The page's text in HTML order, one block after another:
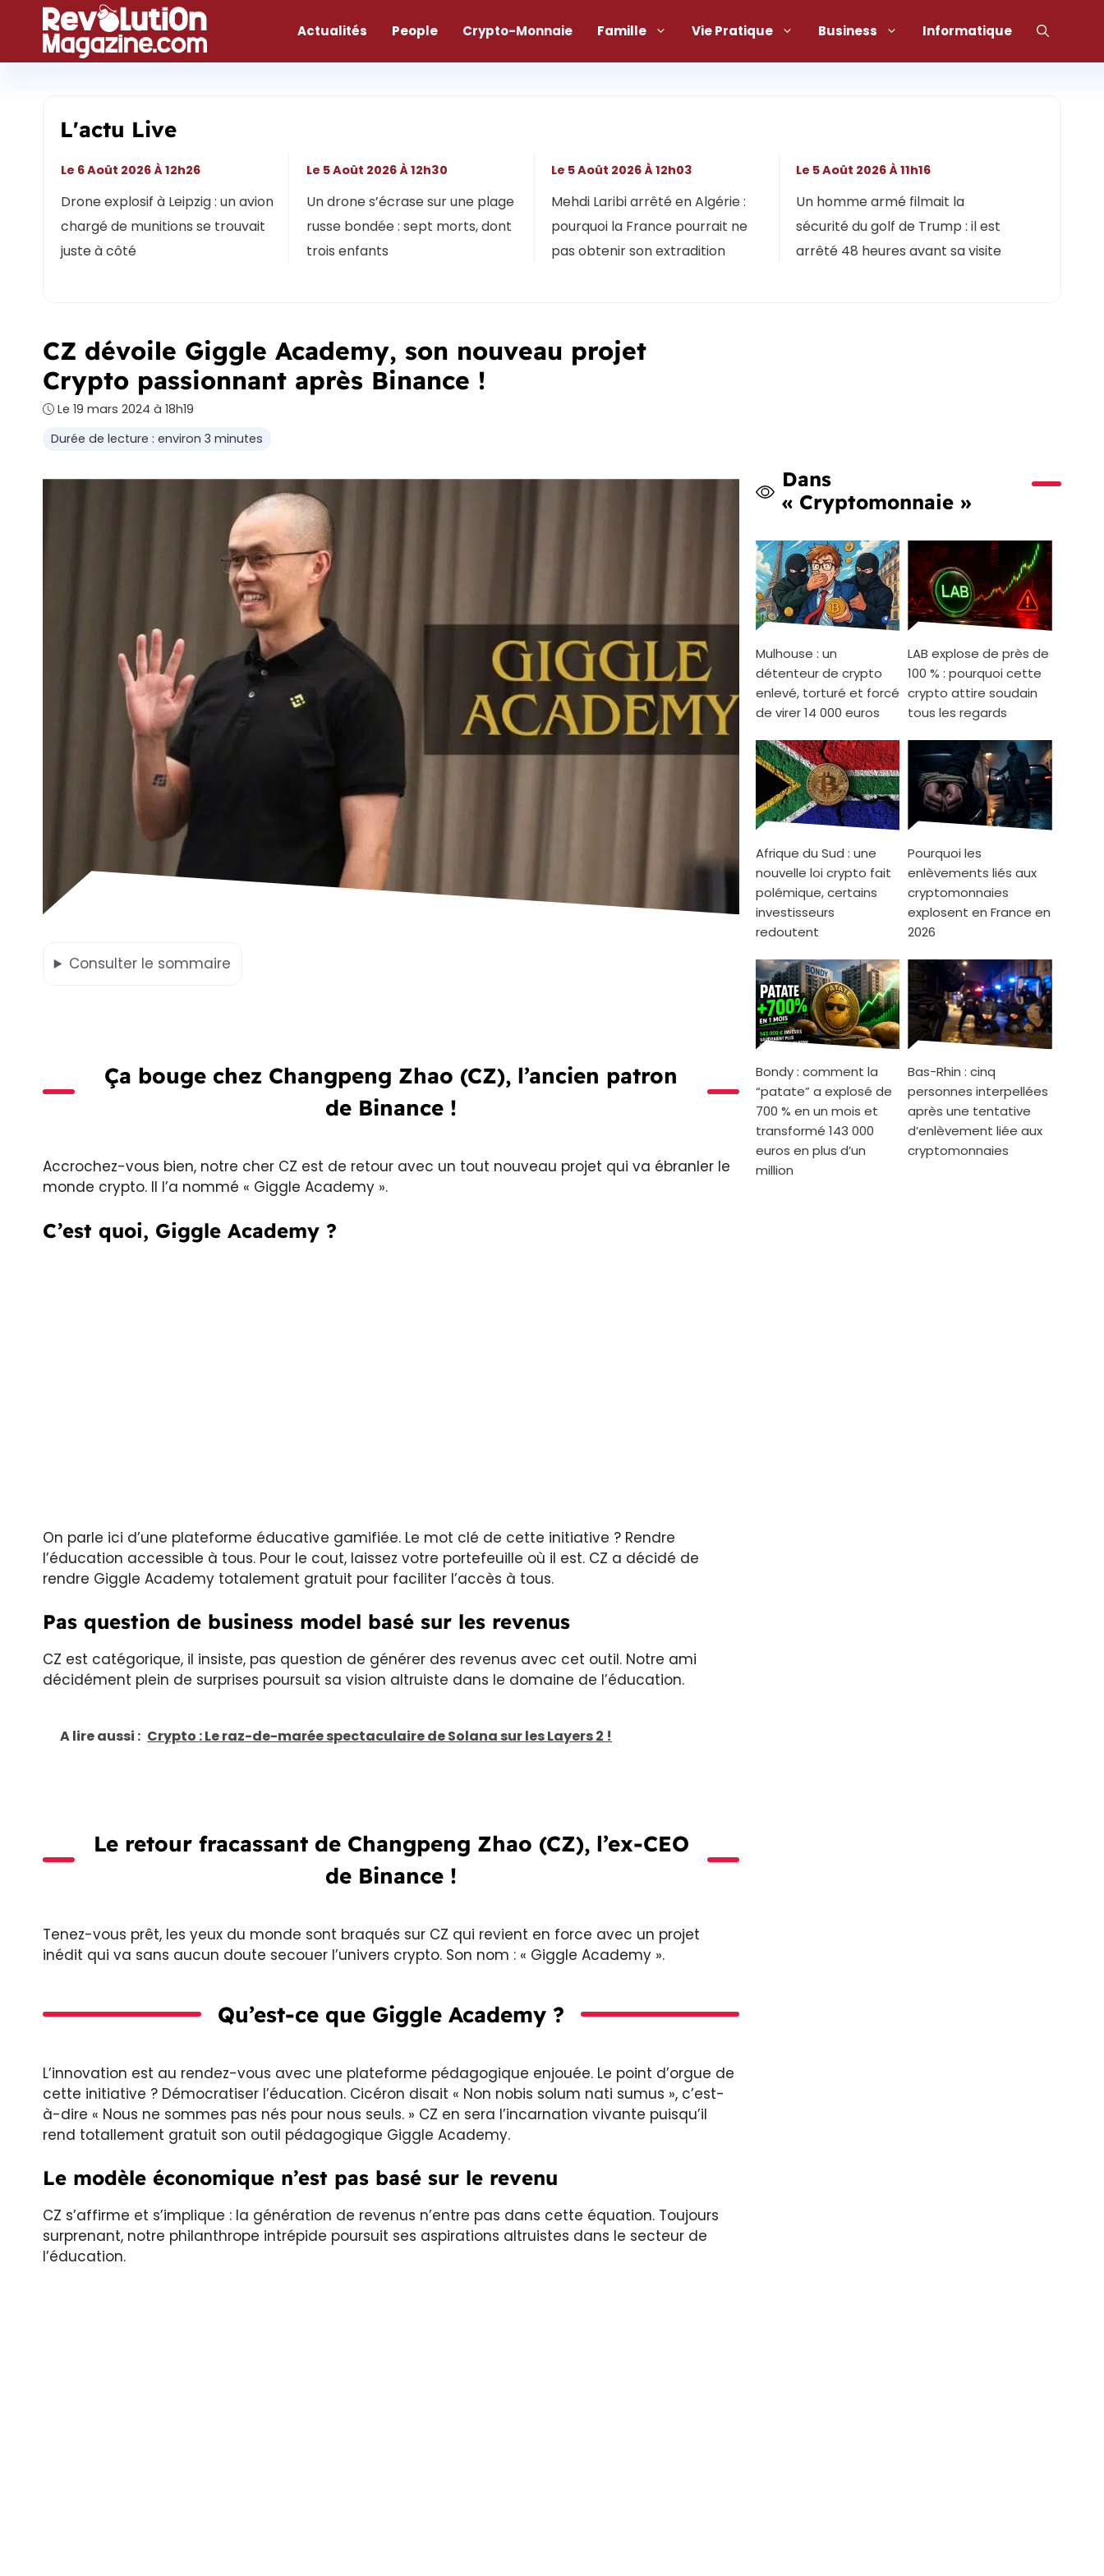
contenu
Actualités People Crypto-Monnaie Famille Vie Pratique Business Informatique
L'actu Live
Drone explosif à Leipzig : un avion
chargé de munitions se trouvait
juste à côté
Le 6 Août 2026 À 12h26
Un drone s’écrase sur une plage
russe bondée : sept morts, dont
trois enfants
Le 5 Août 2026 À 12h30
Mehdi Laribi arrêté en Algérie :
pourquoi la France pourrait ne
pas obtenir son extradition
Le 5 Août 2026 À 12h03
Un homme armé filmait la
sécurité du golf de Trump : il est
arrêté 48 heures avant sa visite
Le 5 Août 2026 À 11h16
CZ dévoile Giggle Academy, son nouveau projet
Crypto passionnant après Binance !
Le 19 mars 2024 à 18h19
Durée de lecture : environ 3 minutes
Consulter le sommaire
Ça bouge chez Changpeng Zhao (CZ), l’ancien patron
de Binance !
Accrochez-vous bien, notre cher CZ est de retour avec un tout nouveau projet qui va ébranler le
monde crypto. Il l’a nommé « Giggle Academy ».
C’est quoi, Giggle Academy ?
On parle ici d’une plateforme éducative gamifiée. Le mot clé de cette initiative ? Rendre
l’éducation accessible à tous. Pour le cout, laissez votre portefeuille où il est. CZ a décidé de
rendre Giggle Academy totalement gratuit pour faciliter l’accès à tous.
Pas question de business model basé sur les revenus
CZ est catégorique, il insiste, pas question de générer des revenus avec cet outil. Notre ami
décidément plein de surprises poursuit sa vision altruiste dans le domaine de l’éducation.
A lire aussi : Crypto : Le raz-de-marée spectaculaire de Solana sur les Layers 2 !
Le retour fracassant de Changpeng Zhao (CZ), l’ex-CEO
de Binance !
Tenez-vous prêt, les yeux du monde sont braqués sur CZ qui revient en force avec un projet
inédit qui va sans aucun doute secouer l’univers crypto. Son nom : « Giggle Academy ».
Qu’est-ce que Giggle Academy ?
L’innovation est au rendez-vous avec une plateforme pédagogique enjouée. Le point d’orgue de
cette initiative ? Démocratiser l’éducation. Cicéron disait « Non nobis solum nati sumus », c’est-
à-dire « Nous ne sommes pas nés pour nous seuls. » CZ en sera l’incarnation vivante puisqu’il
rend totallement gratuit son outil pédagogique Giggle Academy.
Le modèle économique n’est pas basé sur le revenu
CZ s’affirme et s’implique : la génération de revenus n’entre pas dans cette équation. Toujours
surprenant, notre philanthrope intrépide poursuit ses aspirations altruistes dans le secteur de
l’éducation.
Dans
« Cryptomonnaie »
Mulhouse : un
détenteur de crypto
enlevé, torturé et forcé
de virer 14 000 euros
LAB explose de près de
100 % : pourquoi cette
crypto attire soudain
tous les regards
Afrique du Sud : une
nouvelle loi crypto fait
polémique, certains
investisseurs
redoutent
Pourquoi les
enlèvements liés aux
cryptomonnaies
explosent en France en
2026
Bondy : comment la
“patate” a explosé de
700 % en un mois et
transformé 143 000
euros en plus d’un
million
Bas-Rhin : cinq
personnes interpellées
après une tentative
d’enlèvement liée aux
cryptomonnaies